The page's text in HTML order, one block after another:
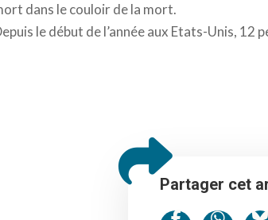
dans le couloir de la mort.
le début de l’année aux Etats-Unis, 12
Partager cet